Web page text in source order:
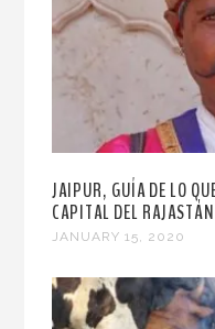
JAIPUR, GUÍA DE LO
CAPITAL DEL RAJASTÁN
JANUARY 15, 2020